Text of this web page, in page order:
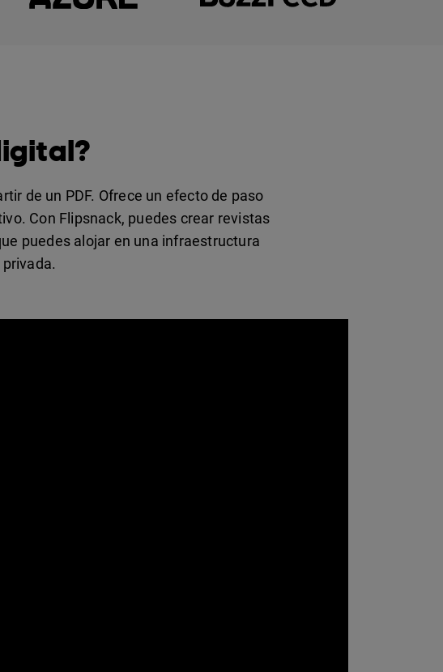
de un PDF. Ofrece un efecto de paso
Con Flipsnack, puedes crear revistas
puedes alojar en una infraestructura